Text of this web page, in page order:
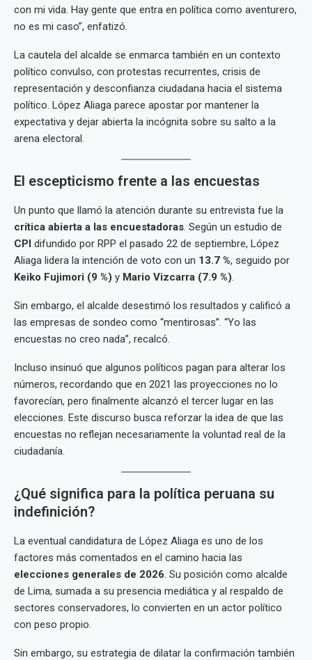
con mi vida. Hay gente que entra en política como aventurero,
no es mi caso”, enfatizó.
La cautela del alcalde se enmarca también en un contexto
político convulso, con protestas recurrentes, crisis de
representación y desconfianza ciudadana hacia el sistema
político. López Aliaga parece apostar por mantener la
expectativa y dejar abierta la incógnita sobre su salto a la
arena electoral.
El escepticismo frente a las encuestas
Un punto que llamó la atención durante su entrevista fue la
crítica abierta a las encuestadoras. Según un estudio de
CPI difundido por RPP el pasado 22 de septiembre, López
Aliaga lidera la intención de voto con un 13.7 %, seguido por
Keiko Fujimori (9 %) y Mario Vizcarra (7.9 %).
Sin embargo, el alcalde desestimó los resultados y calificó a
las empresas de sondeo como “mentirosas”. “Yo las
encuestas no creo nada”, recalcó.
Incluso insinuó que algunos políticos pagan para alterar los
números, recordando que en 2021 las proyecciones no lo
favorecían, pero finalmente alcanzó el tercer lugar en las
elecciones. Este discurso busca reforzar la idea de que las
encuestas no reflejan necesariamente la voluntad real de la
ciudadanía.
¿Qué significa para la política peruana su
indefinición?
La eventual candidatura de López Aliaga es uno de los
factores más comentados en el camino hacia las
elecciones generales de 2026. Su posición como alcalde
de Lima, sumada a su presencia mediática y al respaldo de
sectores conservadores, lo convierten en un actor político
con peso propio.
Sin embargo, su estrategia de dilatar la confirmación también